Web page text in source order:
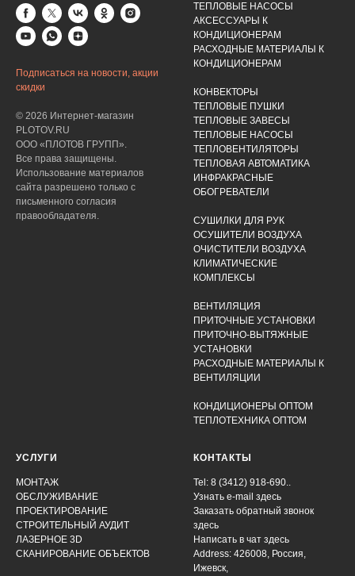
Подписаться на новости, акции
скидки
© 2026 Интернет-магазин
PLOTOV.RU
ООО «ПЛОТОВ ГРУПП».
Все права защищены.
Использование материалов
сайта разрешено только с
письменного согласия
правообладателя.
ТЕПЛОВЫЕ НАСОСЫ
АКСЕССУАРЫ К
КОНДИЦИОНЕРАМ
РАСХОДНЫЕ МАТЕРИАЛЫ К
КОНДИЦИОНЕРАМ
КОНВЕКТОРЫ
ТЕПЛОВЫЕ ПУШКИ
ТЕПЛОВЫЕ ЗАВЕСЫ
ТЕПЛОВЫЕ НАСОСЫ
ТЕПЛОВЕНТИЛЯТОРЫ
ТЕПЛОВАЯ АВТОМАТИКА
ИНФРАКРАСНЫЕ
ОБОГРЕВАТЕЛИ
СУШИЛКИ ДЛЯ РУК
ОСУШИТЕЛИ ВОЗДУХА
ОЧИСТИТЕЛИ ВОЗДУХА
КЛИМАТИЧЕСКИЕ
КОМПЛЕКСЫ
ВЕНТИЛЯЦИЯ
ПРИТОЧНЫЕ УСТАНОВКИ
ПРИТОЧНО-ВЫТЯЖНЫЕ
УСТАНОВКИ
РАСХОДНЫЕ МАТЕРИАЛЫ К
ВЕНТИЛЯЦИИ
КОНДИЦИОНЕРЫ ОПТОМ
ТЕПЛОТЕХНИКА ОПТОМ
УСЛУГИ
МОНТАЖ
ОБСЛУЖИВАНИЕ
ПРОЕКТИРОВАНИЕ
СТРОИТЕЛЬНЫЙ АУДИТ
ЛАЗЕРНОЕ 3D
СКАНИРОВАНИЕ ОБЪЕКТОВ
КОНТАКТЫ
Tel: 8 (3412) 918-690..
Узнать e-mail здесь
Заказать обратный звонок
здесь
Написать в чат здесь
Address: 426008, Россия,
Ижевск,